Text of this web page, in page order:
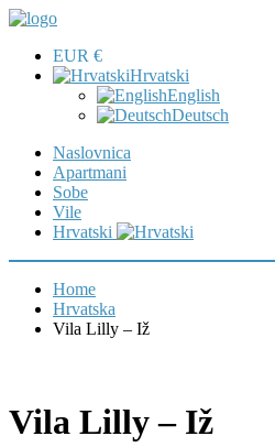
EUR €
Hrvatski
English
Deutsch
Naslovnica
Apartmani
Sobe
Vile
Hrvatski
Home
Hrvatska
Vila Lilly – Iž
Vila Lilly – Iž